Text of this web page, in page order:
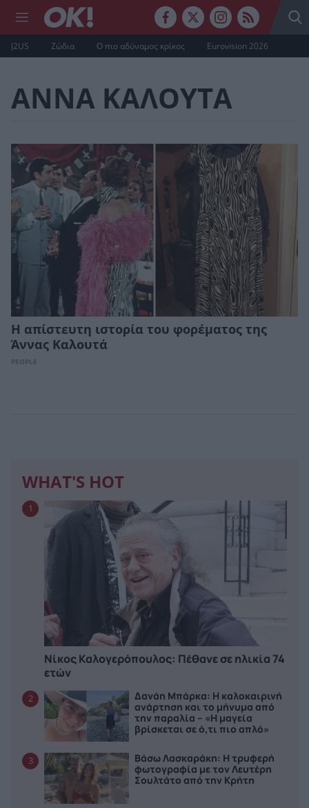
J2US Ζώδια Ο πιο αδύναμος κρίκος Eurovision 2026
ΑΝΝΑ ΚΑΛΟΥΤΑ
Η απίστευτη ιστορία του φορέματος της
Άννας Καλουτά
PEOPLE
WHAT'S HOT
1
Νίκος Καλογερόπουλος: Πέθανε σε ηλικία 74
ετών
2
Δανάη Μπάρκα: Η καλοκαιρινή
ανάρτηση και το μήνυμα από
την παραλία – «Η μαγεία
βρίσκεται σε ό,τι πιο απλό»
3
Βάσω Λασκαράκη: Η τρυφερή
φωτογραφία με τον Λευτέρη
Σουλτάτο από την Κρήτη